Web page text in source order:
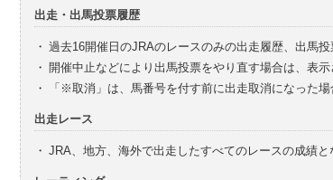
出走・出馬投票履歴
・ 過去16開催日のJRAのレースのみの出走履歴、出馬投
・ 開催中止などにより出馬投票をやり直す場合は、表示
・
「※取消」は、馬番号を付す前に出走取消になった場
出走レース
・ JRA、地方、海外で出走したすべてのレースの成績